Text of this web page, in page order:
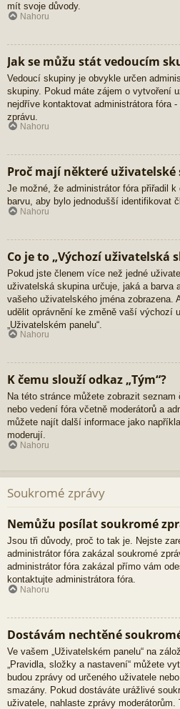
mít svoje důvody.
Nahoru
Jak se můžu stát vedoucím
Vedoucí skupiny je obvykle určen
skupiny. Pokud máte zájem o vytvoření
nejdříve kontaktovat administrátora fóra
zprávu.
Nahoru
Proč mají některé
Je možné, že administrátor fóra přiřadil
barvu, aby bylo jednodušší identifikovat
Nahoru
Co je to „Výchozí uživatelská
Pokud jste členem více než jedné
uživatelská skupina určuje, jaká a barva
vašeho uživatelského jména zobrazena.
udělit oprávnění ke změně vaší výchozí
„Uživatelském panelu“.
Nahoru
K čemu slouží odkaz „Tým“?
Na této stránce můžete zobrazit
nebo vedení fóra včetně moderátorů a
můžete najít další informace jako
moderují.
Nahoru
Soukromé zprávy
Nemůžu posílat soukromé
Jsou tři důvody, proč to tak je. Nejste
administrátor fóra zakázal soukromé
administrátor fóra zakázal přímo vám
kontaktujte administrátora fóra.
Nahoru
Dostávám nechtěné
Ve vašem „Uživatelském panelu“ na
„Pravidla, složky a nastavení“ můžete
budou zprávy od určeného uživatele
smazány. Pokud dostáváte urážlivé
uživatele, nahlaste zprávy